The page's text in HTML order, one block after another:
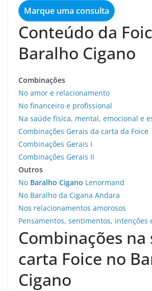
Marque uma consulta
Conteúdo da
Baralho Cigano
Combinações
No amor e relacionamento
No financeiro e profissional
Na saúde física, mental, emocional e
Combinações Gerais da carta da Foice
Combinações Gerais I
Combinações Gerais II
Outros
No Baralho Cigano Lenormand
No Baralho da Cigana Andara
Nos relacionamentos amorosos
Pensamentos, sentimentos, intenções
Combinações na
carta Foice no
Cigano